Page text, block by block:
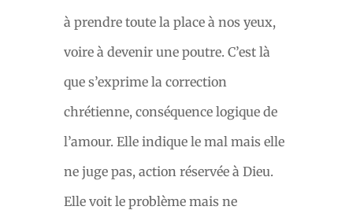
à prendre toute la place à nos yeux,
voire à devenir une poutre. C’est là
que s’exprime la correction
chrétienne, conséquence logique de
l’amour. Elle indique le mal mais elle
ne juge pas, action réservée à Dieu.
Elle voit le problème mais ne